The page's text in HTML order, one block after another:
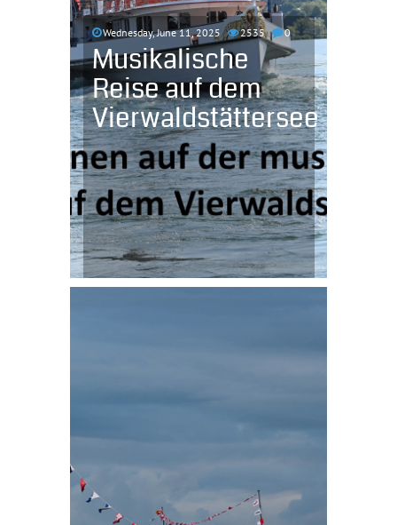
Wednesday, June 11, 2025 2535 0
Musikalische
Reise auf dem
Vierwaldstättersee